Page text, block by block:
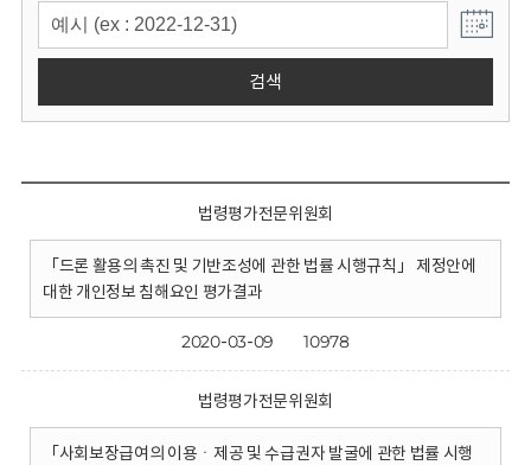
검색
법령평가전문위원회
「드론 활용의 촉진 및 기반조성에 관한 법률 시행규칙」 제정안에
대한 개인정보 침해요인 평가결과
2020-03-09 10978
법령평가전문위원회
「사회보장급여의 이용ㆍ제공 및 수급권자 발굴에 관한 법률 시행